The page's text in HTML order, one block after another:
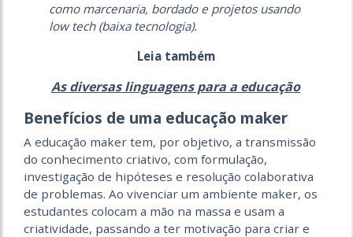
como marcenaria, bordado e projetos usando
low tech(baixa tecnologia).
Leia também
As diversas linguagens para a educação
Benefícios de uma educação maker
A educação maker tem, por objetivo, a transmissão
do conhecimento criativo, com formulação,
investigação de hipóteses e resolução colaborativa
de problemas. Ao vivenciar um ambiente maker, os
estudantes colocam a mão na massa e usam a
criatividade, passando a ter motivação para criar e